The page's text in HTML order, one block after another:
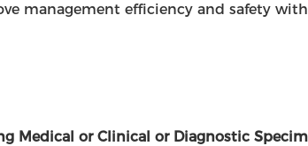
management efficiency and safety
Medical or Clinical or Diagnostic